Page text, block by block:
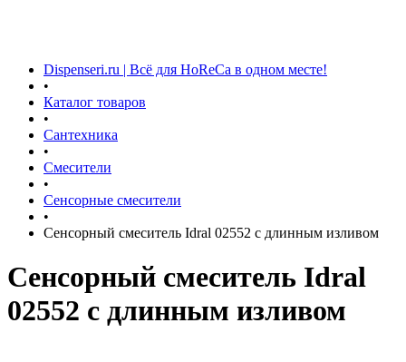
Dispenseri.ru | Всё для HoReCa в одном месте!
•
Каталог товаров
•
Сантехника
•
Смесители
•
Сенсорные смесители
•
Сенсорный смеситель Idral 02552 с длинным изливом
Сенсорный смеситель Idral
02552 с длинным изливом